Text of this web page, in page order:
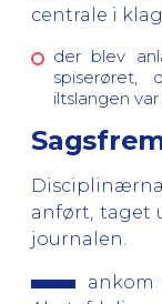
centrale i
der blev
iltslangen
anført, taget
journalen.